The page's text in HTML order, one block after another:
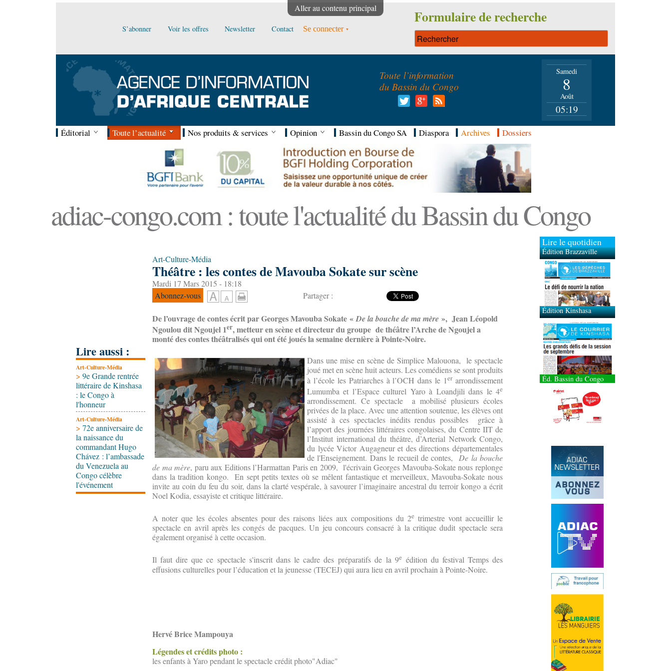
Aller au contenu principal
S’abonner Voir les offres Newsletter Contact Se connecter
Formulaire de recherche
Toute l’information
du Bassin du Congo
Samedi
8
Août
05:19
Éditorial Toute l’actualité Nos produits & services Opinion Bassin du Congo SA Diaspora Archives Dossiers
adiac-congo.com : toute l'actualité du Bassin du Congo
Lire aussi :
Art-Culture-Média
> 9e Grande rentrée
littéraire de Kinshasa
: le Congo à
l'honneur
Art-Culture-Média
> 72e anniversaire de
la naissance du
commandant Hugo
Chávez : l’ambassade
du Venezuela au
Congo célèbre
l'événement
Art-Culture-Média
Théâtre : les contes de Mavouba Sokate sur scène
Mardi 17 Mars 2015 - 18:18
Abonnez-vous
Partager :
De l’ouvrage de contes écrit par Georges Mavouba Sokate «De la bouche de ma mère », Jean Léopold
Ngoulou dit Ngoujel 1er, metteur en scène et directeur du groupe de théâtre l’Arche de Ngoujel a
monté des contes théâtralisés qui ont été joués la semaine dernière à Pointe-Noire.
Dans une mise en scène de Simplice Malouona, le spectacle
joué met en scène huit acteurs. Les comédiens se sont produits
à l’école les Patriarches à l’OCH dans le 1erarrondissement
Lumumba et l’Espace culturel Yaro à Loandjili dans le 4e
arrondissement. Ce spectacle a mobilisé plusieurs écoles
privées de la place. Avec une attention soutenue, les élèves ont
assisté à ces spectacles inédits rendus possibles grâce à
l’apport des journées littéraires congolaises, du Centre IIT de
l’Institut international du théâtre, d’Arterial Network Congo,
du lycée Victor Augagneur et des directions départementales
de l'Enseignement. Dans le recueil de contes, De la bouche
de ma mère, paru aux Editions l’Harmattan Paris en 2009, l'écrivain Georges Mavouba-Sokate nous replonge
dans la tradition kongo. En sept petits textes où se mêlent fantastique et merveilleux, Mavouba-Sokate nous
invite au coin du feu du soir, dans la clarté vespérale, à savourer l’imaginaire ancestral du terroir kongo a écrit
Noel Kodia, essayiste et critique littéraire.
A noter que les écoles absentes pour des raisons liées aux compositions du 2e trimestre vont accueillir le
spectacle en avril après les congés de pacques. Un jeu concours consacré à la critique dudit spectacle sera
également organisé à cette occasion.
Il faut dire que ce spectacle s'inscrit dans le cadre des préparatifs de la 9e édition du festival Temps des
effusions culturelles pour l’éducation et la jeunesse (TECEJ) qui aura lieu en avril prochain à Pointe-Noire.
Hervé Brice Mampouya
Légendes et crédits photo :
les enfants à Yaro pendant le spectacle crédit photo"Adiac"
Lire le quotidien
Édition Brazzaville
Édition Kinshasa
Éd. Bassin du Congo